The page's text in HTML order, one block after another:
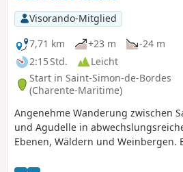
Thermes de Jonzac sind von 6:00 bis
(nur)
Visorando-Mitglied
7,71 km
+23 m
-24 m
2:15 Std.
Leicht
Start in Saint-Simon-de-Bordes
(Charente-Maritime)
Angenehme Wanderung zwischen
und Agudelle in
Ebenen, Wäldern und Weinbergen.